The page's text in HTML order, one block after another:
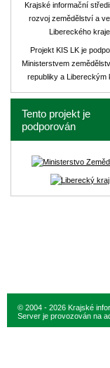
Krajské informační
rozvoj zemědělství a
Libereckého kraje
Projekt KIS LK je
Ministerstvem
republiky a Libereckým
Tento projekt je
podporován
© 2004 - 2026 Krajské
Server je provozován na